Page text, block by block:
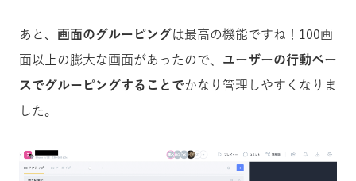
あと、 画面のグルーピングは最高の機能ですね！100画
面以上の膨大な画面があったので、 ユーザーの行動ベー
スでグルーピングすることでかなり管理しやすくなりま
した。